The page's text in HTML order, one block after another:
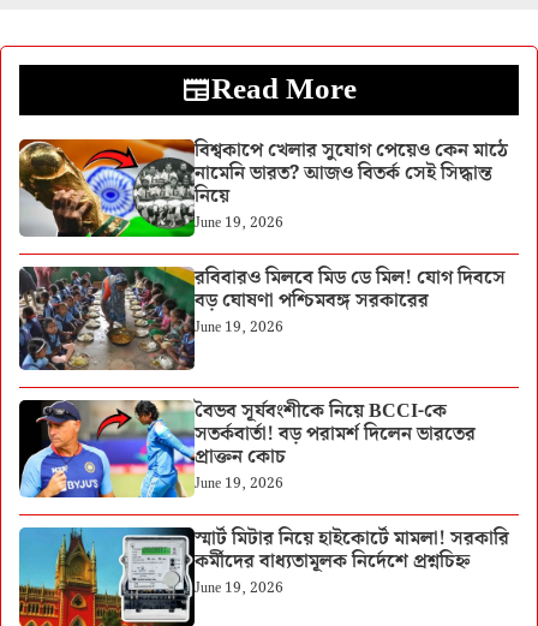
Read More
বিশ্বকাপে খেলার সুযোগ পেয়েও কেন মাঠে
নামেনি ভারত? আজও বিতর্ক সেই সিদ্ধান্ত
নিয়ে
June 19, 2026
রবিবারও মিলবে মিড ডে মিল! যোগ দিবসে
বড় ঘোষণা পশ্চিমবঙ্গ সরকারের
June 19, 2026
বৈভব সূর্যবংশীকে নিয়ে BCCI-কে
সতর্কবার্তা! বড় পরামর্শ দিলেন ভারতের
প্রাক্তন কোচ
June 19, 2026
স্মার্ট মিটার নিয়ে হাইকোর্টে মামলা! সরকারি
কর্মীদের বাধ্যতামূলক নির্দেশে প্রশ্নচিহ্ন
June 19, 2026